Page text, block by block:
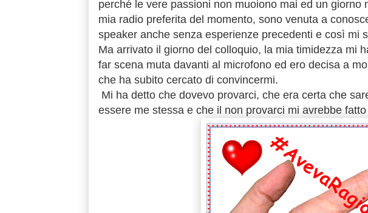
perché le vere passioni non muoiono mai ed un giorno
mia radio preferita del momento, sono venuta a
speaker anche senza esperienze precedenti e così mi
Ma arrivato il giorno del colloquio, la mia timidezza mi
far scena muta davanti al microfono ed ero decisa a
che ha subito cercato di convincermi.
Mi ha detto che dovevo provarci, che era certa che
essere me stessa e che il non provarci mi avrebbe